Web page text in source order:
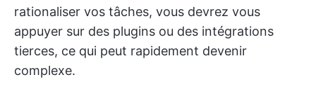
rationaliser vos tâches, vous devrez vous
appuyer sur des plugins ou des intégrations
tierces, ce qui peut rapidement devenir
complexe.